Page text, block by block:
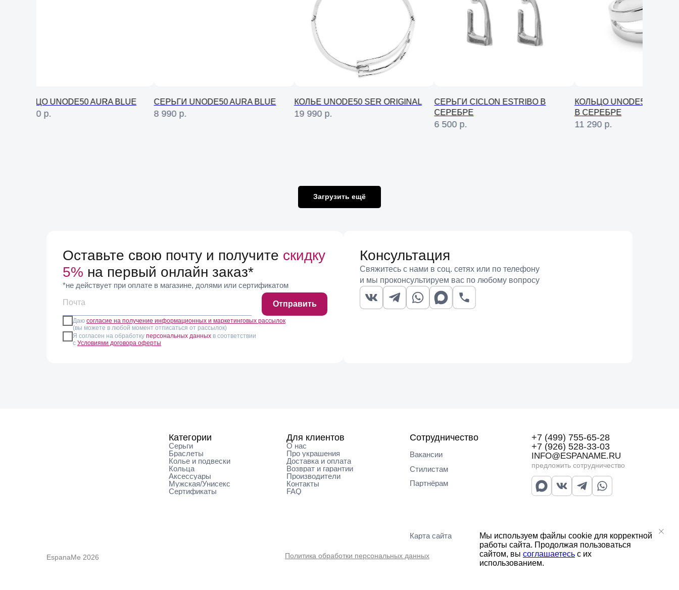
КОЛЬЦО UNODE50 AURA BLUE
11 490 р.
СЕРЬГИ UNODE50 AURA BLUE
8 990 р.
КОЛЬЕ UNODE50 SER ORIGINAL
19 990 р.
СЕРЬГИ CICLON ESTRIBO В
СЕРЕБРЕ
6 500 р.
КОЛЬЦО UNODE50 SER
В СЕРЕБРЕ
11 290 р.
Загрузить ещё
Оставьте свою почту и получите скидку
5% на первый онлайн заказ*
*не действует при оплате в магазине, долями или сертификатом
Даю согласие на получение информационных и маркетинговых рассылок
(вы можете в любой момент отписаться от рассылок)
Я согласен на обработку персональных данных в соответствии
с Условиями договора оферты
Отправить
Консультация
Свяжитесь с нами в соц. сетях или по телефону
и мы проконсультируем вас по любому вопросу
Категории
Серьги
Браслеты
Колье и подвески
Кольца
Аксессуары
Мужская/Унисекс
Сертификаты
Для клиентов
О нас
Про украшения
Доставка и оплата
Возврат и гарантии
Производители
Контакты
FAQ
Сотрудничество
Вакансии
Cтилистам
Партнёрам
Карта cайта
+7 (499) 755-65-28
+7 (926) 528-33-03
INFO@ESPANAME.RU
предложить сотрудничество
EspanaMe 2026 Политика обработки персональных данных Договор публичной оферты
Мы используем файлы cookie для корректной
работы сайта. Продолжая пользоваться
сайтом, вы соглашаетесь с их
использованием.